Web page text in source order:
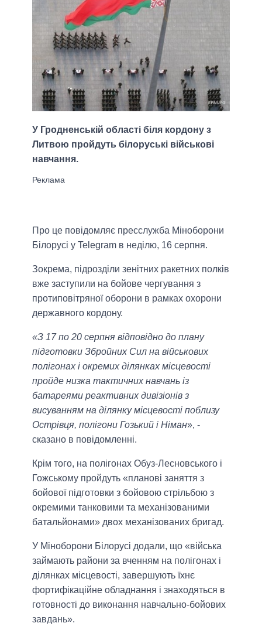
У Гродненській області біля кордону з
Литвою пройдуть білоруські військові
навчання.
Про це повідомляє пресслужба Міноборони
Білорусі у Telegram в неділю, 16 серпня.
Зокрема, підрозділи зенітних ракетних полків
вже заступили на бойове чергування з
протиповітряної оборони в рамках охорони
державного кордону.
«З 17 по 20 серпня відповідно до плану
підготовки Збройних Сил на військових
полігонах і окремих ділянках місцевості
пройде низка тактичних навчань із
батареями реактивних дивізіонів з
висуванням на ділянку місцевості поблизу
Острівця, полігони Гозький і Німан», -
сказано в повідомленні.
Крім того, на полігонах Обуз-Лесновського і
Гожському пройдуть «планові заняття з
бойової підготовки з бойовою стрільбою з
окремими танковими та механізованими
батальйонами» двох механізованих бригад.
У Міноборони Білорусі додали, що «війська
займають райони за вченням на полігонах і
ділянках місцевості, завершують їхнє
фортифікаційне обладнання і знаходяться в
готовності до виконання навчально-бойових
завдань».